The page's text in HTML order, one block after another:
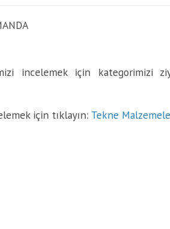
incelemek için kategorimizi
için tıklayın: Tekne